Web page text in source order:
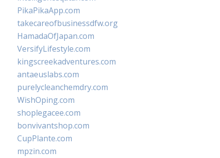
PikaPikaApp.com
takecareofbusinessdfw.org
HamadaOfJapan.com
VersifyLifestyle.com
kingscreekadventures.com
antaeuslabs.com
purelycleanchemdry.com
WishOping.com
shoplegacee.com
bonvivantshop.com
CupPlante.com
mpzin.com